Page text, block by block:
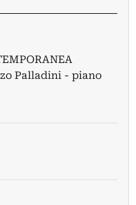
Palladini - piano